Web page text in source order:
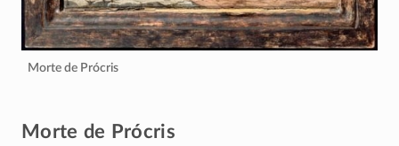
Morte de Prócris
Morte de Prócris